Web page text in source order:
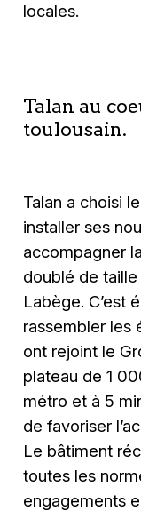
locales.
Talan au
toulousain.
Talan a choisi
installer ses
accompagner
doublé de
Labège. C’est
rassembler les
ont rejoint le
plateau de 1
métro et à 5
de favoriser
Le bâtiment
toutes les
engagements